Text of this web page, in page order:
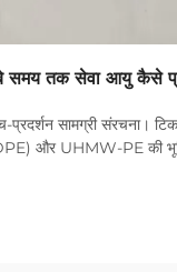
समय तक सेवा आयु कैसे
प्रदर्शन सामग्री संरचना।
और UHMW-PE की
वेट पॉलीएथिलीन) जैसी